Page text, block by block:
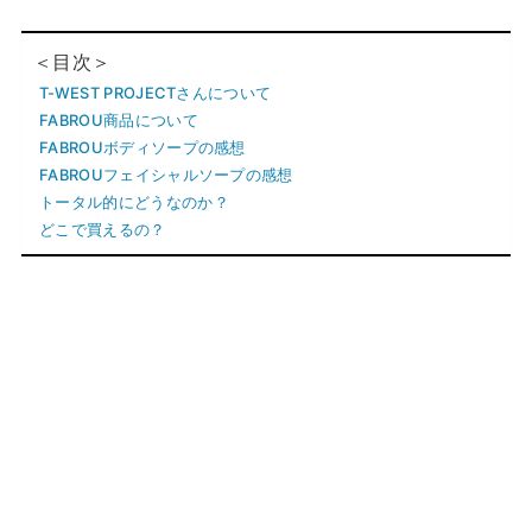
＜目次＞
T-WEST PROJECTさんについて
FABROU商品について
FABROUボディソープの感想
FABROUフェイシャルソープの感想
トータル的にどうなのか？
どこで買えるの？